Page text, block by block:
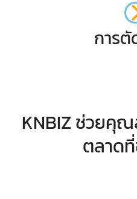
การตั
KNBIZ ช่วยคุณ
ตลาดที่